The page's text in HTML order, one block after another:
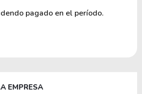
pagado en el período.
EMPRESA